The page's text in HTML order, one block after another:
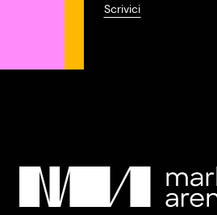
Scrivici